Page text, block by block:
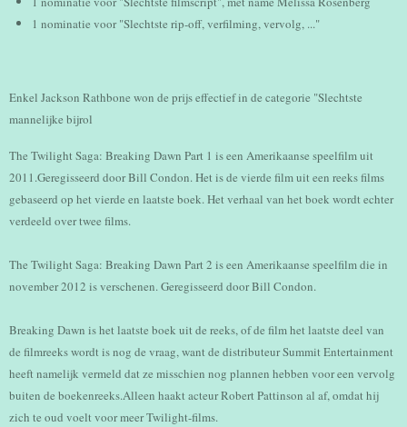
1 nominatie voor "Slechtste rip-off, verfilming, vervolg, ..."
Enkel Jackson Rathbone won de prijs effectief in de categorie "Slechtste
mannelijke bijrol
The Twilight Saga: Breaking Dawn Part 1 is een Amerikaanse speelfilm uit
2011.Geregisseerd door Bill Condon. Het is de vierde film uit een reeks films
gebaseerd op het vierde en laatste boek. Het verhaal van het boek wordt echter
verdeeld over twee films.
The Twilight Saga: Breaking Dawn Part 2 is een Amerikaanse speelfilm die in
november 2012 is verschenen. Geregisseerd door Bill Condon.
Breaking Dawn is het laatste boek uit de reeks, of de film het laatste deel van
de filmreeks wordt is nog de vraag, want de distributeur Summit Entertainment
heeft namelijk vermeld dat ze misschien nog plannen hebben voor een vervolg
buiten de boekenreeks.Alleen haakt acteur Robert Pattinson al af, omdat hij
zich te oud voelt voor meer Twilight-films.